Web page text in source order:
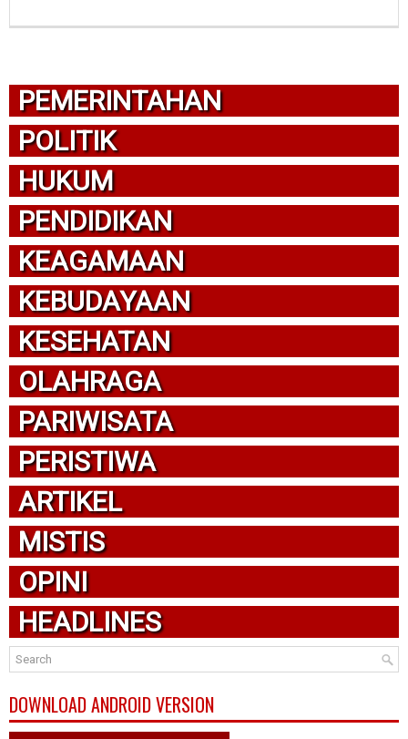
PEMERINTAHAN
POLITIK
HUKUM
PENDIDIKAN
KEAGAMAAN
KEBUDAYAAN
KESEHATAN
OLAHRAGA
PARIWISATA
PERISTIWA
ARTIKEL
MISTIS
OPINI
HEADLINES
DOWNLOAD ANDROID VERSION